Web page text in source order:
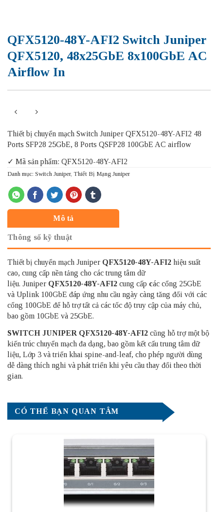
QFX5120-48Y-AFI2 Switch Juniper
QFX5120, 48x25GbE 8x100GbE AC
Airflow In
Thiết bị chuyển mạch Switch Juniper QFX5120-48Y-AFI2 48
Ports SFP28 25GbE, 8 Ports QSFP28 100GbE AC airflow
✓ Mã sản phẩm: QFX5120-48Y-AFI2
Danh mục: Switch Juniper, Thiết Bị Mạng Juniper
Mô tả
Thông số kỹ thuật
Thiết bị chuyển mạch Juniper QFX5120-48Y-AFI2 hiệu suất
cao, cung cấp nền tảng cho các trung tâm dữ
liệu. Juniper QFX5120-48Y-AFI2 cung cấp các cổng 25GbE
và Uplink 100GbE đáp ứng nhu cầu ngày càng tăng đối với các
cổng 100GbE để hỗ trợ tất cả các tốc độ truy cập của máy chủ,
bao gồm 10GbE và 25GbE.
SWITCH JUNIPER QFX5120-48Y-AFI2 cũng hỗ trợ một bộ
kiến ​​trúc chuyển mạch đa dạng, bao gồm kết cấu trung tâm dữ
liệu, Lớp 3 và triển khai spine-and-leaf, cho phép người dùng
dễ dàng thích nghi và phát triển khi yêu cầu thay đổi theo thời
gian.
CÓ THỂ BẠN QUAN TÂM